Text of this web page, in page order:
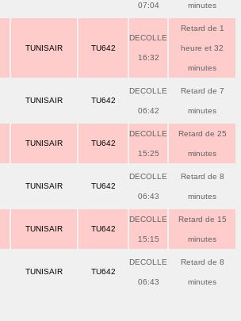
07:04 minutes
TUNISAIR TU642
DECOLLE
16:32
Retard de 1
heure et 32
minutes
TUNISAIR TU642
DECOLLE
06:42
Retard de 7
minutes
TUNISAIR TU642
DECOLLE
15:25
Retard de 25
minutes
TUNISAIR TU642
DECOLLE
06:43
Retard de 8
minutes
TUNISAIR TU642
DECOLLE
15:15
Retard de 15
minutes
TUNISAIR TU642
DECOLLE
06:43
Retard de 8
minutes